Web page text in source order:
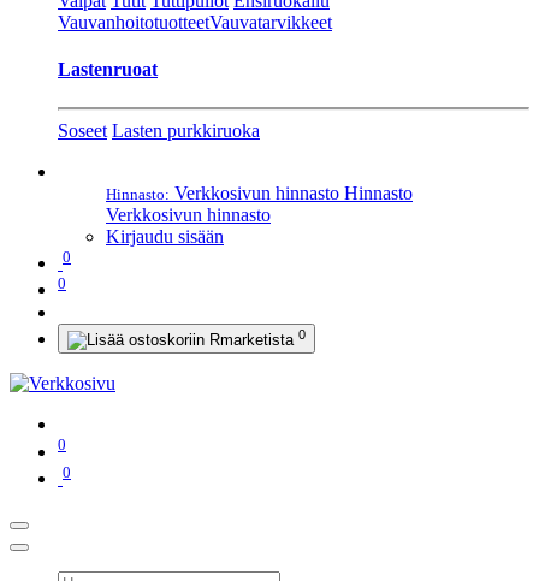
VauvanhoitotuotteetVauvatarvikkeet
Lastenruoat
Soseet Lasten purkkiruoka
Hinnasto: Verkkosivun hinnasto Hinnasto
Verkkosivun hinnasto
Kirjaudu sisään
0
0
0
0
0